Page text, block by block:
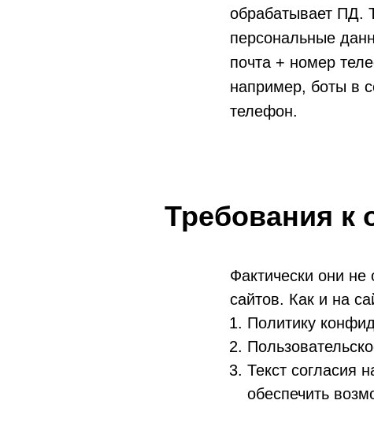
обрабатывает ПД.
персональные
почта + номер
например, боты в
телефон.
Требования к
Фактически они не
сайтов. Как и на
Политику
Текст согласия
обеспечить